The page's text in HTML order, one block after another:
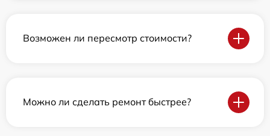
Возможен ли пересмотр стоимости?
Можно ли сделать ремонт быстрее?